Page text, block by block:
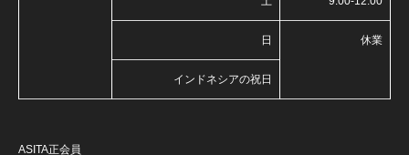
日 休業
インドネシアの祝日
ASITA正会員